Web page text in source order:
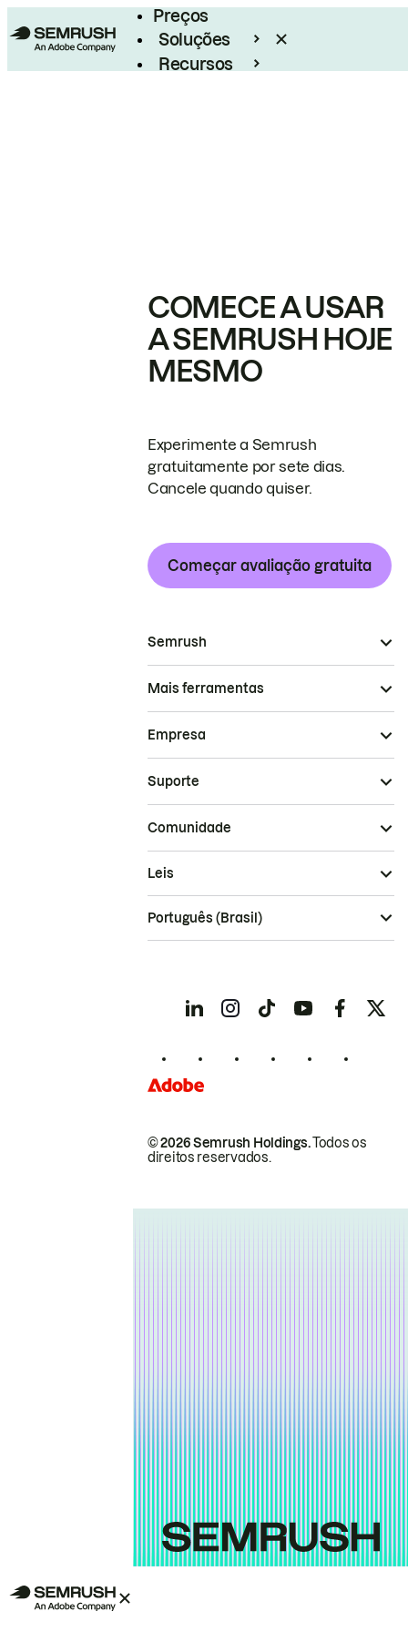
Preços
Soluções
Recursos
COMECE A USAR
A SEMRUSH HOJE
MESMO
Experimente a Semrush
gratuitamente por sete dias.
Cancele quando quiser.
Começar avaliação gratuita
Semrush
Mais ferramentas
Empresa
Suporte
Comunidade
© 2026 Semrush Holdings.Todos os
direitos reservados.
Leis
Português (Brasil)